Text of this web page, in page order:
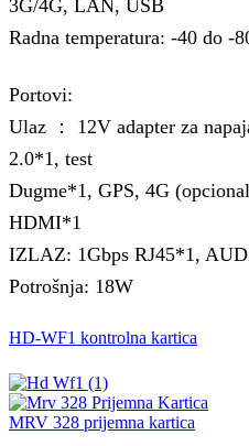
3G/4G, LAN, USB
Radna temperatura: -40 do -
Portovi:
Ulaz ： 12V adapter za
2.0*1, test
Dugme*1, GPS, 4G
HDMI*1
IZLAZ: 1Gbps RJ45*1,
Potrošnja: 18W
HD-WF1 kontrolna kartica
MRV 328 prijemna kartica